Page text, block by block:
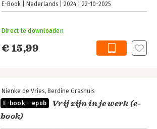
E-Book Nederlands 2024 22-10-2025
€ 15,99
Direct te downloaden
Nienke de Vries Berdine Grashuis
E-book - epub
Vrij zijn in je werk (e-
book)